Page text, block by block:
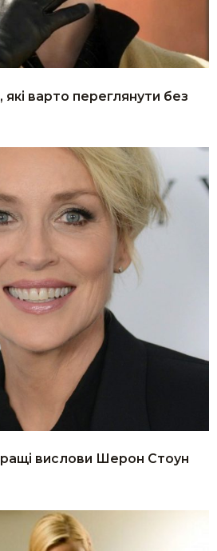
які варто переглянути без
вислови Шерон Стоун